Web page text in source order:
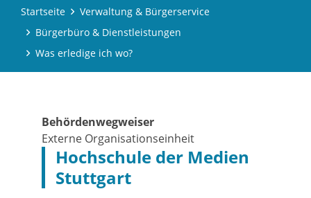
Startseite
Verwaltung & Bürgerservice
Bürgerbüro & Dienstleistungen
Was erledige ich wo?
Behördenwegweiser
Externe Organisationseinheit
Hochschule der Medien
Stuttgart